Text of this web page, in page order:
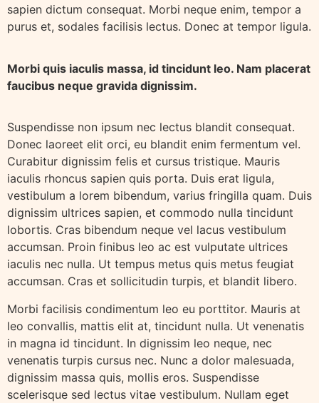
sapien dictum consequat. Morbi neque enim, tempor a
purus et, sodales facilisis lectus. Donec at tempor ligula.
Morbi quis iaculis massa, id tincidunt leo. Nam placerat
faucibus neque gravida dignissim.
Suspendisse non ipsum nec lectus blandit consequat.
Donec laoreet elit orci, eu blandit enim fermentum vel.
Curabitur dignissim felis et cursus tristique. Mauris
iaculis rhoncus sapien quis porta. Duis erat ligula,
vestibulum a lorem bibendum, varius fringilla quam. Duis
dignissim ultrices sapien, et commodo nulla tincidunt
lobortis. Cras bibendum neque vel lacus vestibulum
accumsan. Proin finibus leo ac est vulputate ultrices
iaculis nec nulla. Ut tempus metus quis metus feugiat
accumsan. Cras et sollicitudin turpis, et blandit libero.
Morbi facilisis condimentum leo eu porttitor. Mauris at
leo convallis, mattis elit at, tincidunt nulla. Ut venenatis
in magna id tincidunt. In dignissim leo neque, nec
venenatis turpis cursus nec. Nunc a dolor malesuada,
dignissim massa quis, mollis eros. Suspendisse
scelerisque sed lectus vitae vestibulum. Nullam eget